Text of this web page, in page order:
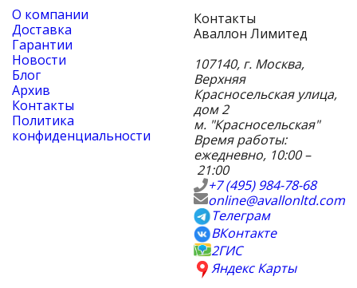
О компании
Доставка
Гарантии
Новости
Блог
Архив
Контакты
Политика
конфиденциальности
Контакты
Аваллон Лимитед
107140, г. Москва,
Верхняя
Красносельская улица,
дом 2
м. "Красносельская"
Время работы:
ежедневно, 10:00 –
21:00
+7 (495) 984-78-68
online@avallonltd.com
Телеграм
ВКонтакте
2ГИС
Яндекс Карты